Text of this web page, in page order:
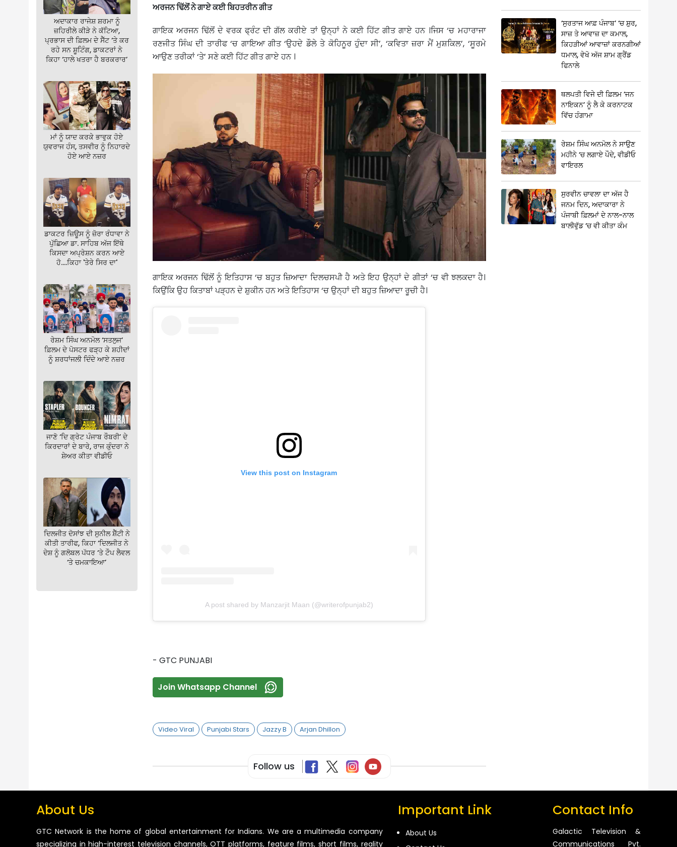
ਅਦਾਕਾਰ ਰਾਜੇਸ਼ ਸ਼ਰਮਾ ਨੂੰ
ਜ਼ਹਿਰੀਲੇ ਕੀੜੇ ਨੇ ਕੱਟਿਆ,
ਪ੍ਰਭਾਸ ਦੀ ਫ਼ਿਲਮ ਦੇ ਸੈੱਟ ‘ਤੇ ਕਰ
ਰਹੇ ਸਨ ਸ਼ੂਟਿੰਗ, ਡਾਕਟਰਾਂ ਨੇ
ਕਿਹਾ ‘ਹਾਲੇ ਖਤਰਾ ਹੈ ਬਰਕਰਾਰ’
ਮਾਂ ਨੂੰ ਯਾਦ ਕਰਕੇ ਭਾਵੁਕ ਹੋਏ
ਯੁਵਰਾਜ ਹੰਸ, ਤਸਵੀਰ ਨੂੰ ਨਿਹਾਰਦੇ
ਹੋਏ ਆਏ ਨਜ਼ਰ
ਡਾਕਟਰ ਜ਼ਿਊਸ ਨੂੰ ਜ਼ੋਰਾ ਰੰਧਾਵਾ ਨੇ
ਪੁੱਛਿਆ ਡਾ. ਸਾਹਿਬ ਅੱਜ ਇੱਥੇ
ਕਿਸਦਾ ਅਪ੍ਰੇਸ਼ਨ ਕਰਨ ਆਏ
ਹੋ….ਕਿਹਾ 'ਤੇਰੇ ਸਿਰ ਦਾ'
ਰੇਸ਼ਮ ਸਿੰਘ ਅਨਮੋਲ ‘ਸਤਲੁਜ’
ਫ਼ਿਲਮ ਦੇ ਪੋਸਟਰ ਫੜ੍ਹ ਕੇ ਸ਼ਹੀਦਾਂ
ਨੂੰ ਸ਼ਰਧਾਂਜਲੀ ਦਿੰਦੇ ਆਏ ਨਜ਼ਰ
ਜਾਣੋ ‘ਦਿ ਗ੍ਰੇਟ ਪੰਜਾਬ ਰੌਬਰੀ’ ਦੇ
ਕਿਰਦਾਰਾਂ ਦੇ ਬਾਰੇ, ਰਾਜ ਕੁੰਦਰਾ ਨੇ
ਸ਼ੇਅਰ ਕੀਤਾ ਵੀਡੀਓ
ਦਿਲਜੀਤ ਦੋਸਾਂਝ ਦੀ ਸੁਨੀਲ ਸ਼ੈੱਟੀ ਨੇ
ਕੀਤੀ ਤਾਰੀਫ, ਕਿਹਾ ‘ਦਿਲਜੀਤ ਨੇ
ਦੇਸ਼ ਨੂੰ ਗਲੋਬਲ ਪੱਧਰ ‘ਤੇ ਟੌਪ ਲੈਵਲ
‘ਤੇ ਚਮਕਾਇਆ’
ਅਰਜਨ ਢਿੱਲੋਂ ਨੇ ਗਾਏ ਕਈ ਬਿਹਤਰੀਨ ਗੀਤ
ਗਾਇਕ ਅਰਜਨ ਢਿੱਲੋਂ ਦੇ ਵਰਕ ਫ੍ਰੰਟ ਦੀ ਗੱਲ ਕਰੀਏ ਤਾਂ ਉਨ੍ਹਾਂ ਨੇ ਕਈ ਹਿੱਟ ਗੀਤ ਗਾਏ ਹਨ ।ਜਿਸ ‘ਚ ਮਹਾਰਾਜਾ
ਰਣਜੀਤ ਸਿੰਘ ਦੀ ਤਾਰੀਫ ‘ਚ ਗਾਇਆ ਗੀਤ ‘ਉਹਦੇ ਡੌਲੇ ਤੇ ਕੋਹਿਨੂਰ ਹੁੰਦਾ ਸੀ’, ‘ਕਵਿਤਾ ਜ਼ਰਾ ਮੈਂ ਮੁਸ਼ਕਿਲ’, ‘ਸੂਰਮੇ
ਆਉਣ ਤਰੀਕਾਂ ‘ਤੇ’ ਸਣੇ ਕਈ ਹਿੱਟ ਗੀਤ ਗਾਏ ਹਨ ।
ਗਾਇਕ ਅਰਜਨ ਢਿੱਲੋਂ ਨੂੰ ਇਤਿਹਾਸ ‘ਚ ਬਹੁਤ ਜ਼ਿਆਦਾ ਦਿਲਚਸਪੀ ਹੈ ਅਤੇ ਇਹ ਉਨ੍ਹਾਂ ਦੇ ਗੀਤਾਂ ‘ਚ ਵੀ ਝਲਕਦਾ ਹੈ।
ਕਿਉਂਕਿ ਉਹ ਕਿਤਾਬਾਂ ਪੜ੍ਹਨ ਦੇ ਸ਼ੁਕੀਨ ਹਨ ਅਤੇ ਇਤਿਹਾਸ ‘ਚ ਉਨ੍ਹਾਂ ਦੀ ਬਹੁਤ ਜ਼ਿਆਦਾ ਰੂਚੀ ਹੈ।
View this post on Instagram
A post shared by Manzarjit Maan (@writerofpunjab2)
- GTC PUNJABI
Join Whatsapp Channel
Video Viral Punjabi Stars Jazzy B Arjan Dhillon
Follow us
‘ਸੁਰਤਾਜ ਆਫ਼ ਪੰਜਾਬ’ ‘ਚ ਸ਼ੁਰ,
ਸਾਜ਼ ਤੇ ਆਵਾਜ਼ ਦਾ ਕਮਾਲ,
ਕਿਹੜੀਆਂ ਆਵਾਜ਼ਾਂ ਕਰਨਗੀਆਂ
ਧਮਾਲ, ਵੇਖੋ ਅੱਜ ਸ਼ਾਮ ਗ੍ਰੈਂਡ
ਫਿਨਾਲੇ
ਥਲਪਤੀ ਵਿਜੇ ਦੀ ਫ਼ਿਲਮ ‘ਜਨ
ਨਾਇਕਨ’ ਨੂੰ ਲੈ ਕੇ ਕਰਨਾਟਕ
ਵਿੱਚ ਹੰਗਾਮਾ
ਰੇਸ਼ਮ ਸਿੰਘ ਅਨਮੋਲ ਨੇ ਸਾਉਣ
ਮਹੀਨੇ ‘ਚ ਲਗਾਏ ਪੌਦੇ, ਵੀਡੀਓ
ਵਾਇਰਲ
ਸੁਰਵੀਨ ਚਾਵਲਾ ਦਾ ਅੱਜ ਹੈ
ਜਨਮ ਦਿਨ, ਅਦਾਕਾਰਾ ਨੇ
ਪੰਜਾਬੀ ਫ਼ਿਲਮਾਂ ਦੇ ਨਾਲ-ਨਾਲ
ਬਾਲੀਵੁੱਡ ‘ਚ ਵੀ ਕੀਤਾ ਕੰਮ
About Us
GTC Network is the home of global entertainment for Indians. We are a multimedia company
specializing in high-interest television channels, OTT platforms, feature films, short films, reality
Important Link
About Us
Contact Info
Galactic Television &
Communications Pvt.